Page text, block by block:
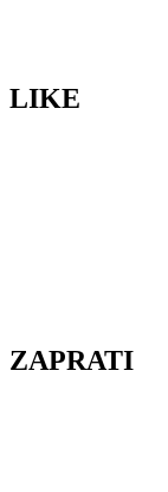
LIKE
ZAPRATI